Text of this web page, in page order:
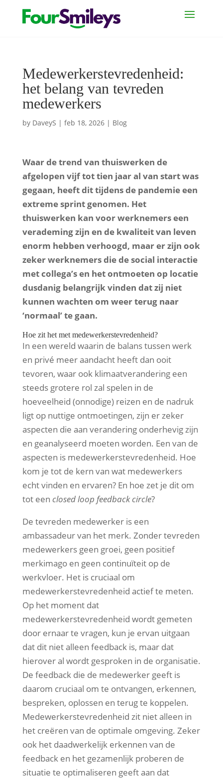
Medewerkerstevredenheid:
het belang van tevreden
medewerkers
by DaveyS | feb 18, 2026| Blog
Waar de trend van thuiswerken de
afgelopen vijf tot tien jaar al van start was
gegaan, heeft dit tijdens de pandemie een
extreme sprint genomen. Het
thuiswerken kan voor werknemers een
verademing zijn en de kwaliteit van leven
enorm hebben verhoogd, maar er zijn ook
zeker werknemers die de social interactie
met collega’s en het ontmoeten op locatie
dusdanig belangrijk vinden dat zij niet
kunnen wachten om weer terug naar
‘normaal’ te gaan.
Hoe zit het met medewerkerstevredenheid?
In een wereld waarin de balans tussen werk
en privé meer aandacht heeft dan ooit
tevoren, waar ook klimaatverandering een
steeds grotere rol zal spelen in de
hoeveelheid (onnodige) reizen en de nadruk
ligt op nuttige ontmoetingen, zijn er zeker
aspecten die aan verandering onderhevig zijn
en geanalyseerd moeten worden. Een van de
aspecten is medewerkerstevredenheid. Hoe
kom je tot de kern van wat medewerkers
echt vinden en ervaren? En hoe zet je dit om
tot een closed loop feedback circle?
De tevreden medewerker is een
ambassadeur van het merk. Zonder tevreden
medewerkers geen groei, geen positief
merkimago en geen continuïteit op de
werkvloer. Het is cruciaal om
medewerkerstevredenheid actief te meten.
Op het moment dat
medewerkerstevredenheid wordt gemeten
door ernaar te vragen, kun je ervan uitgaan
dat dit niet alleen feedback is, maar dat
hierover al wordt gesproken in de organisatie.
De feedback die de medewerker geeft is
daarom cruciaal om te ontvangen, erkennen,
bespreken, oplossen en terug te koppelen.
Medewerkerstevredenheid zit niet alleen in
het creëren van de optimale omgeving. Zeker
ook het daadwerkelijk erkennen van de
feedback en het gezamenlijk proberen de
situatie te optimaliseren geeft aan dat